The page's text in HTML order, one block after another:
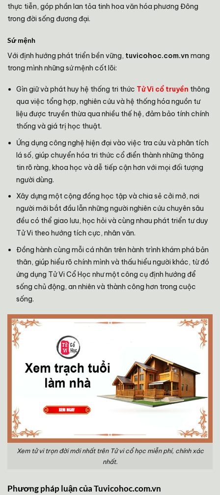
thực tiễn, góp phần lan tỏa tinh hoa văn hóa phương Đông
trong đời sống đương đại.
Sứ mệnh
Với định hướng phát triển bền vững, tuvicohoc.com.vn mang
trong mình những sứ mệnh cốt lõi:
Gìn giữ và phát huy hệ thống tri thức Tử Vi cổ truyền thông
qua việc tổng hợp, nghiên cứu và hệ thống hóa nguồn tư
liệu được truyền thừa qua nhiều thế hệ, đảm bảo tính chính
thống và giá trị học thuật.
Ứng dụng công nghệ hiện đại vào việc tra cứu và phân tích
lá số, giúp chuyển hóa tri thức cổ điển thành những thông
tin rõ ràng, khoa học và dễ tiếp cận hơn với mọi đối tượng
người dùng.
Xây dựng một cộng đồng học tập và chia sẻ cởi mở, nơi
người mới bắt đầu lẫn những người nghiên cứu chuyên sâu
đều có thể giao lưu, học hỏi và cùng nhau phát triển tư duy
Tử Vi theo hướng tích cực, nhân văn.
Đồng hành cùng mỗi cá nhân trên hành trình khám phá bản
thân, giúp hiểu rõ chính mình và thấu hiểu người khác, từ đó
ứng dụng Tử Vi Cổ Học như một công cụ định hướng để
sống chủ động, an nhiên và thành công hơn trong cuộc
sống.
Xem tử vi trọn đời mới nhất trên Tử vi cổ học miễn phí, chính xác
nhất.
Phương pháp luận của Tuvicohoc.com.vn